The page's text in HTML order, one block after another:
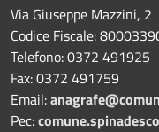
Via Giuseppe Mazzini, 2
Codice Fiscale:
Telefono:0372 491925
Fax:0372 491759
Email:
Pec: